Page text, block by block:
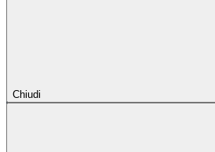
Chiudi